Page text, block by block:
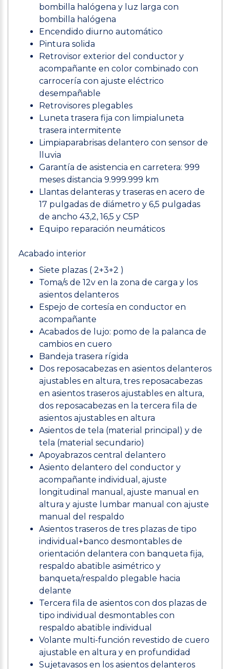
bombilla halógena y luz larga con
bombilla halógena
Encendido diurno automático
Pintura solida
Retrovisor exterior del conductor y
acompañante en color combinado con
carrocería con ajuste eléctrico
desempañable
Retrovisores plegables
Luneta trasera fija con limpialuneta
trasera intermitente
Limpiaparabrisas delantero con sensor de
lluvia
Garantía de asistencia en carretera: 999
meses distancia 9.999.999 km
Llantas delanteras y traseras en acero de
17 pulgadas de diámetro y 6,5 pulgadas
de ancho 43,2, 16,5 y C5P
Equipo reparación neumáticos
Acabado interior
Siete plazas ( 2+3+2 )
Toma/s de 12v en la zona de carga y los
asientos delanteros
Espejo de cortesía en conductor en
acompañante
Acabados de lujo: pomo de la palanca de
cambios en cuero
Bandeja trasera rígida
Dos reposacabezas en asientos delanteros
ajustables en altura, tres reposacabezas
en asientos traseros ajustables en altura,
dos reposacabezas en la tercera fila de
asientos ajustables en altura
Asientos de tela (material principal) y de
tela (material secundario)
Apoyabrazos central delantero
Asiento delantero del conductor y
acompañante individual, ajuste
longitudinal manual, ajuste manual en
altura y ajuste lumbar manual con ajuste
manual del respaldo
Asientos traseros de tres plazas de tipo
individual+banco desmontables de
orientación delantera con banqueta fija,
respaldo abatible asimétrico y
banqueta/respaldo plegable hacia
delante
Tercera fila de asientos con dos plazas de
tipo individual desmontables con
respaldo abatible individual
Volante multi-función revestido de cuero
ajustable en altura y en profundidad
Sujetavasos en los asientos delanteros